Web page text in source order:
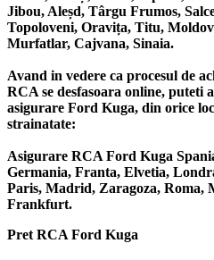
Jibou, Aleșd, Târgu Frumos,
Topoloveni, Oravița, Titu,
Murfatlar, Cajvana, Sinaia.
Avand in vedere ca procesul de
RCA se desfasoara online, puteti
asigurare Ford Kuga, din orice
strainatate:
Asigurare RCA Ford Kuga
Germania, Franta, Elvetia,
Paris, Madrid, Zaragoza, Roma,
Frankfurt.
Pret RCA Ford Kuga